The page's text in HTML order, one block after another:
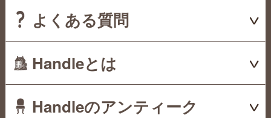
よくある質問
Handleとは
Handleのアンティーク